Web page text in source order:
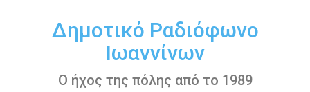
περιεχόμενοΔημοτικό Ραδιόφωνο
Ιωαννίνων
Ο ήχος της πόλης από το 1989